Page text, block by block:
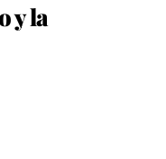
y la